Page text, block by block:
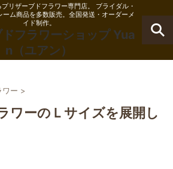
リザーブドフラワー専門店。 ブライダル・
ーム商品を多数販売。全国発送・オーダーメ
イド制作。
フラワーショップ Yua
n（ユアン）
ワー >
ワーのＬサイズを展開し